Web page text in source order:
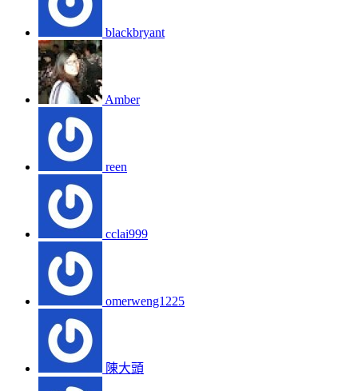
blackbryant
Amber
reen
cclai999
omerweng1225
陳大頭